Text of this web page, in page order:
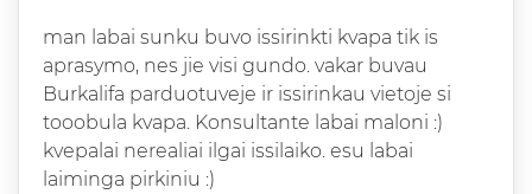
man labai sunku buvo issirinkti kvapa tik is
aprasymo, nes jie visi gundo. vakar buvau
Burkalifa parduotuveje ir issirinkau vietoje si
tooobula kvapa. Konsultante labai maloni :)
kvepalai nerealiai ilgai issilaiko. esu labai
laiminga pirkiniu :)